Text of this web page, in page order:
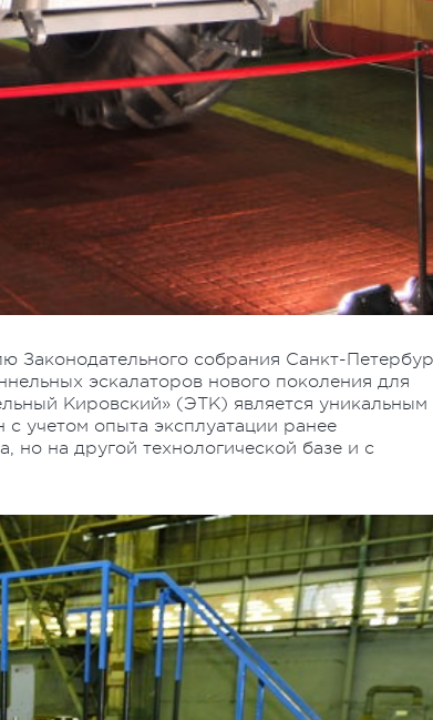
Законодательного собрания Санкт-
эскалаторов нового поколения для
Кировский» (ЭТК) является уникальным
учетом опыта эксплуатации ранее
но на другой технологической базе и с